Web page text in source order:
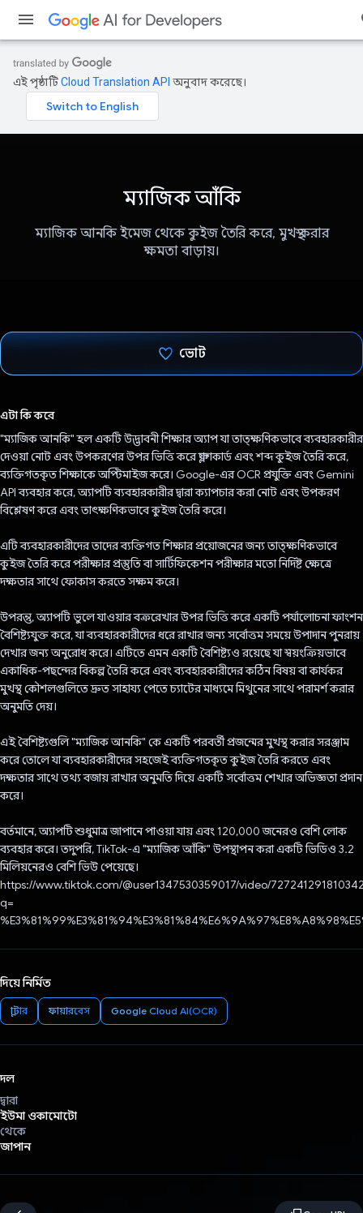
এই পৃষ্ঠাটিCloud Translation API অনুবাদ করেছে।
ম্যাজিক আঁকি
ম্যাজিক আনকি ইমেজ থেকে কুইজ তৈরি করে, মুখস্থ করার
ক্ষমতা বাড়ায়।
ভোট
এটা কি করে
"ম্যাজিক আনকি" হল একটি উদ্ভাবনী শিক্ষার অ্যাপ যা তাত্ক্ষণিকভাবে ব্যবহারকারীর
দেওয়া নোট এবং উপকরণের উপর ভিত্তি করে ফ্ল্যাশকার্ড এবং শব্দ কুইজ তৈরি করে,
ব্যক্তিগতকৃত শিক্ষাকে অপ্টিমাইজ করে। Google-এর OCR প্রযুক্তি এবং Gemini
API ব্যবহার করে, অ্যাপটি ব্যবহারকারীর দ্বারা ক্যাপচার করা নোট এবং উপকরণ
বিশ্লেষণ করে এবং তাৎক্ষণিকভাবে কুইজ তৈরি করে।
এটি ব্যবহারকারীদের তাদের ব্যক্তিগত শিক্ষার প্রয়োজনের জন্য তাত্ক্ষণিকভাবে
কুইজ তৈরি করে পরীক্ষার প্রস্তুতি বা সার্টিফিকেশন পরীক্ষার মতো নির্দিষ্ট ক্ষেত্রে
দক্ষতার সাথে ফোকাস করতে সক্ষম করে।
উপরন্তু, অ্যাপটি ভুলে যাওয়ার বক্ররেখার উপর ভিত্তি করে একটি পর্যালোচনা ফাংশন
বৈশিষ্ট্যযুক্ত করে, যা ব্যবহারকারীদের ধরে রাখার জন্য সর্বোত্তম সময়ে উপাদান পুনরায়
দেখার জন্য অনুরোধ করে। এটিতে এমন একটি বৈশিষ্ট্যও রয়েছে যা স্বয়ংক্রিয়ভাবে
একাধিক-পছন্দের বিকল্প তৈরি করে এবং ব্যবহারকারীদের কঠিন বিষয় বা কার্যকর
মুখস্থ কৌশলগুলিতে দ্রুত সাহায্য পেতে চ্যাটের মাধ্যমে মিথুনের সাথে পরামর্শ করার
অনুমতি দেয়।
এই বৈশিষ্ট্যগুলি "ম্যাজিক আনকি" কে একটি পরবর্তী প্রজন্মের মুখস্থ করার সরঞ্জাম
করে তোলে যা ব্যবহারকারীদের সহজেই ব্যক্তিগতকৃত কুইজ তৈরি করতে এবং
দক্ষতার সাথে তথ্য বজায় রাখার অনুমতি দিয়ে একটি সর্বোত্তম শেখার অভিজ্ঞতা প্রদান
করে।
বর্তমানে, অ্যাপটি শুধুমাত্র জাপানে পাওয়া যায় এবং 120,000 জনেরও বেশি লোক
ব্যবহার করে। তদুপরি, TikTok-এ "ম্যাজিক আঁকি" উপস্থাপন করা একটি ভিডিও 3.2
মিলিয়নেরও বেশি ভিউ পেয়েছে।
https://www.tiktok.com/@user1347530359017/video/
q=
দিয়ে নির্মিত
ফ্লাটার ফায়ারবেস Google Cloud AI(OCR)
দল
দ্বারা
ইউমা ওকামোটো
থেকে
জাপান